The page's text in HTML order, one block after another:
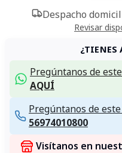
Despacho
Revisar
¿TIENES
Pregúntanos de
AQUÍ
Pregúntanos de
56974010800
Visítanos en